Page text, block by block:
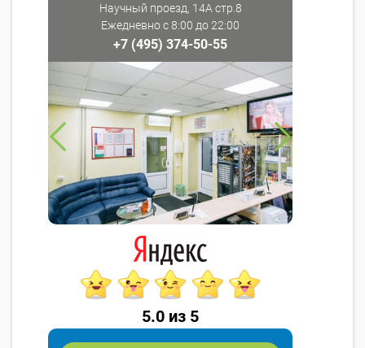
Научный проезд, 14А стр.8
Ежедневно с 8:00 до 22:00
+7 (495) 374-50-55
5.0 из 5